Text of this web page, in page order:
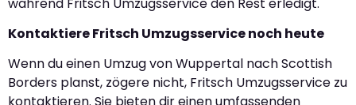
Kontaktiere Fritsch Umzugsservice noch heute
Wenn du einen Umzug von Wuppertal nach Scottish
Borders planst, zögere nicht, Fritsch Umzugsservice zu